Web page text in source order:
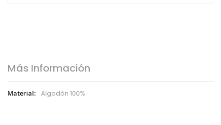
Más Información
Más
Algodón 100%